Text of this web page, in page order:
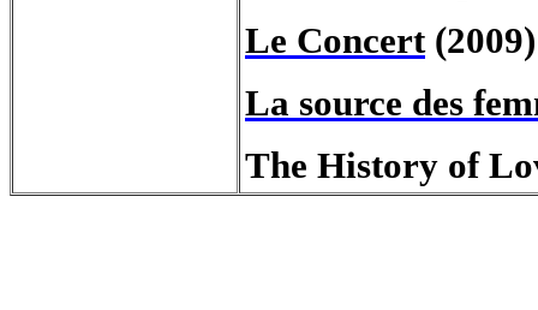
Le Concert
La source des
The History of